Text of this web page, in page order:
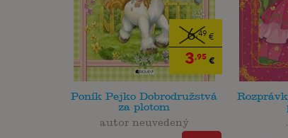
6,49 €
3,95 €
Poník Pejko Dobrodružstvá
za plotom
autor neuvedený